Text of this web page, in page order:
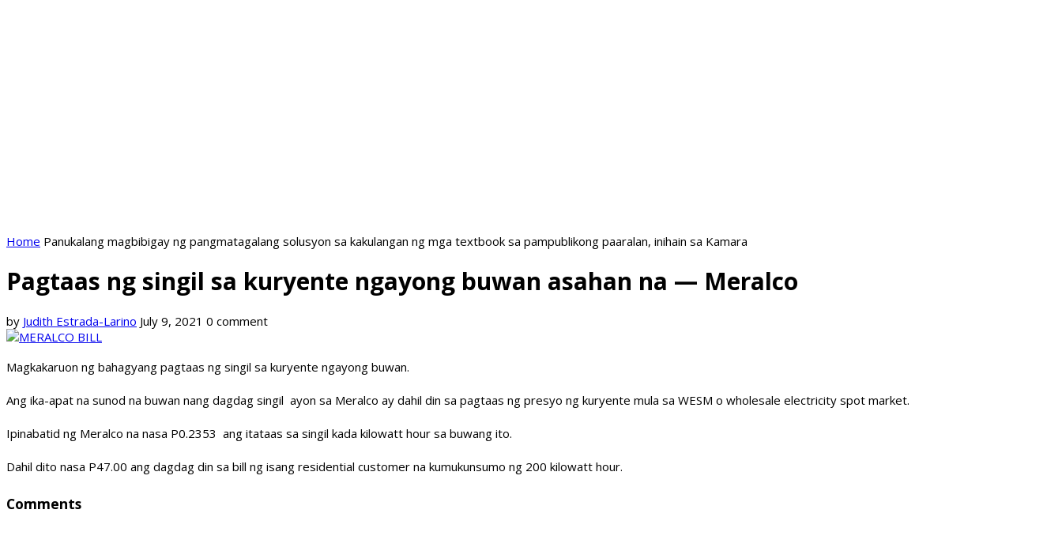
Home Panukalang magbibigay ng pangmatagalang solusyon sa kakulangan ng mga textbook sa pampublikong paaralan, inihain sa Kamara
Pagtaas ng singil sa kuryente ngayong buwan asahan na — Meralco
by Judith Estrada-Larino July 9, 2021 0 comment
Magkakaruon ng bahagyang pagtaas ng singil sa kuryente ngayong buwan.
Ang ika-apat na sunod na buwan nang dagdag singil ayon sa Meralco ay dahil din sa pagtaas ng presyo ng kuryente mula sa WESM o wholesale electricity spot market.
Ipinabatid ng Meralco na nasa P0.2353 ang itataas sa singil kada kilowatt hour sa buwang ito.
Dahil dito nasa P47.00 ang dagdag din sa bill ng isang residential customer na kumukunsumo ng 200 kilowatt hour.
Comments